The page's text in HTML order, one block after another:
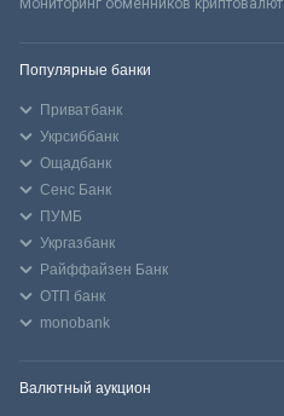
Мониторинг обменников криптовалют
Популярные банки
Приватбанк
Укрсиббанк
Ощадбанк
Сенс Банк
ПУМБ
Укргазбанк
Райффайзен Банк
ОТП банк
monobank
Валютный аукцион